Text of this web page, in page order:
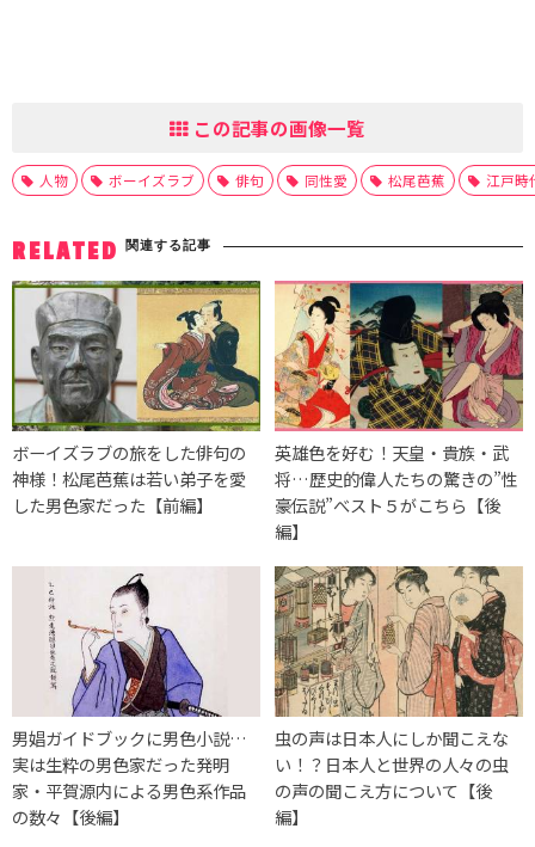
この記事の画像一覧
人物 ボーイズラブ 俳句 同性愛 松尾芭蕉 江戸時
RELATED 関連する記事
ボーイズラブの旅をした俳句の
神様！松尾芭蕉は若い弟子を愛
した男色家だった【前編】
英雄色を好む！天皇・貴族・武
将…歴史的偉人たちの驚きの”性
豪伝説”べスト５がこちら【後
編】
男娼ガイドブックに男色小説…
実は生粋の男色家だった発明
家・平賀源内による男色系作品
の数々【後編】
虫の声は日本人にしか聞こえな
い！？日本人と世界の人々の虫
の声の聞こえ方について【後
編】